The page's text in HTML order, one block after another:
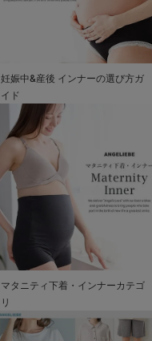
妊娠中&産後 インナーの選び方ガ
イド
マタニティ下着・インナーカテゴ
リ